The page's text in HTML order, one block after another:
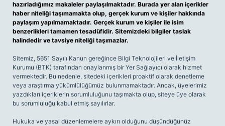
hazırladığımız makaleler paylaşılmaktadır. Burada yer alan içerikler
haber niteliği taşımamakta olup, gerçek kurum ve kişiler hakkında
paylaşım yapılmamaktadır. Gerçek kurum ve kişiler ile isim
benzerlikleri tamamen tesadüfidir. Sitemizdeki bilgiler taslak
halindedir ve tavsiye niteliği taşımazlar.
Sitemiz, 5651 Sayılı Kanun gereğince Bilgi Teknolojileri ve İletişim
Kurumu (BTK) tarafından onaylanmış bir Yer Sağlayıcı olarak hizmet
vermektedir. Bu nedenle, sitedeki içerikleri proaktif olarak denetleme
veya araştırma yükümlülüğümüz bulunmamaktadır. Ancak, üyelerimiz
yazdıkları içeriklerin sorumluluğunu taşımakta olup, siteye üye olarak
bu sorumluluğu kabul etmiş sayılırlar.
Hukuka ve yasal düzenlemelere aykırı olduğunu düşündüğünüz